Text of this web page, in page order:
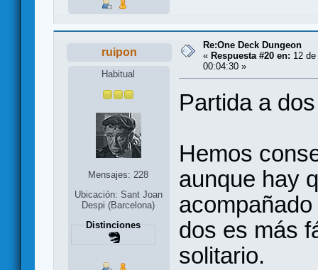
ruipon
Habitual
Mensajes: 228
Ubicación: Sant Joan
Despi (Barcelona)
Distinciones
Re:One Deck Dungeon
« Respuesta #20 en: 12
00:04:30 »
Partida a
Hemos
aunque hay
dos es más
solitario.